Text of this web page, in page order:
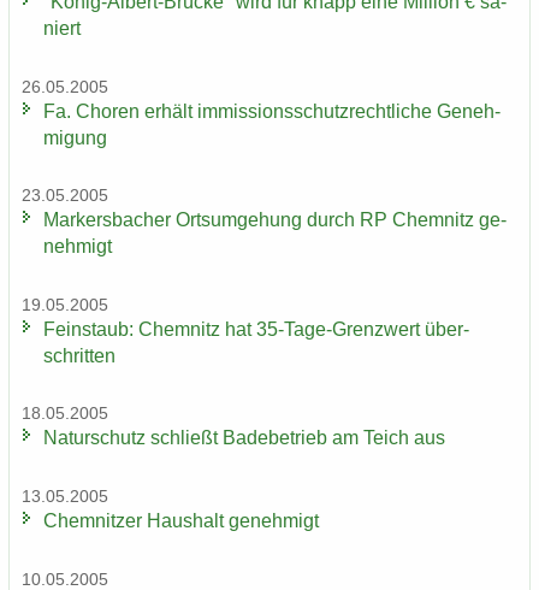
niert
26.05.2005
Fa. Cho­ren er­hält im­mis­si­ons­schutz­recht­li­che Ge­neh­
mi­gung
23.05.2005
Mar­kers­ba­cher Orts­um­ge­hung durch RP Chem­nitz ge­
neh­migt
19.05.2005
Fein­staub: Chem­nitz hat 35-​Tage-Grenzwert über­
schrit­ten
18.05.2005
Na­tur­schutz schließt Ba­de­be­trieb am Teich aus
13.05.2005
Chem­nit­zer Haus­halt ge­neh­migt
10.05.2005